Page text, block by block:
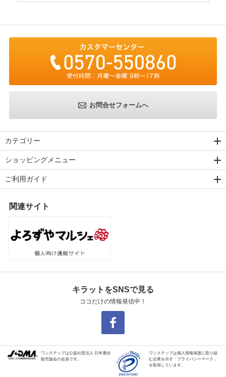
お問合せフォームへ
カテゴリー
ショッピングメニュー
ご利用ガイド
関連サイト
キラットをSNSで見る
ココだけの情報発信中！
ワンステップは公益社団法人 日本通信
販売協会の会員です。
ワンステップは個人情報保護に取り組
む企業を示す「プライバシーマーク」
を取得しています。